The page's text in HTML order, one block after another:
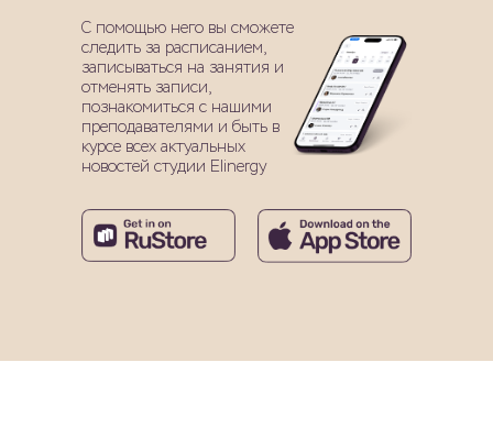
С помощью него вы сможете
следить за расписанием,
записываться на занятия и
отменять записи,
познакомиться с нашими
преподавателями и быть в
курсе всех актуальных
новостей студии Elinergy